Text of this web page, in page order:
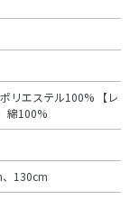
リエステル100% 【レ
綿100%
130cm